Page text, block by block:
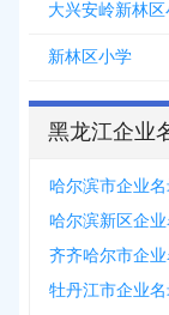
大兴安岭新林
新林区小学
黑龙江企业
哈尔滨市企业
哈尔滨新区企
齐齐哈尔市企
牡丹江市企业